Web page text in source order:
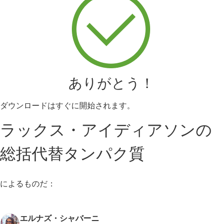
ありがとう！
ダウンロードはすぐに開始されます。
ラックス・アイディアソンの
総括代替タンパク質
によるものだ：
エルナズ・シャバーニ